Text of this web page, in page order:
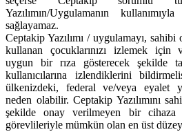
Yazılımın/Uygulamanın
sağlayamaz.
Ceptakip Yazılımı / uygulamayı,
kullanan çocuklarınızı izlemek için
uygun bir rıza gösterecek şekilde
kullanıcılarına izlendiklerini
ülkenizdeki, federal ve/veya eyalet
neden olabilir. Ceptakip Yazılımını
şekilde onay verilmeyen bir cihaza
görevlileriyle mümkün olan en üst